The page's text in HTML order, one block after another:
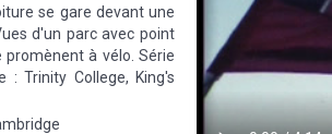
se gare devant une
d'un parc avec point
promènent à vélo. Série
: Trinity College, King's